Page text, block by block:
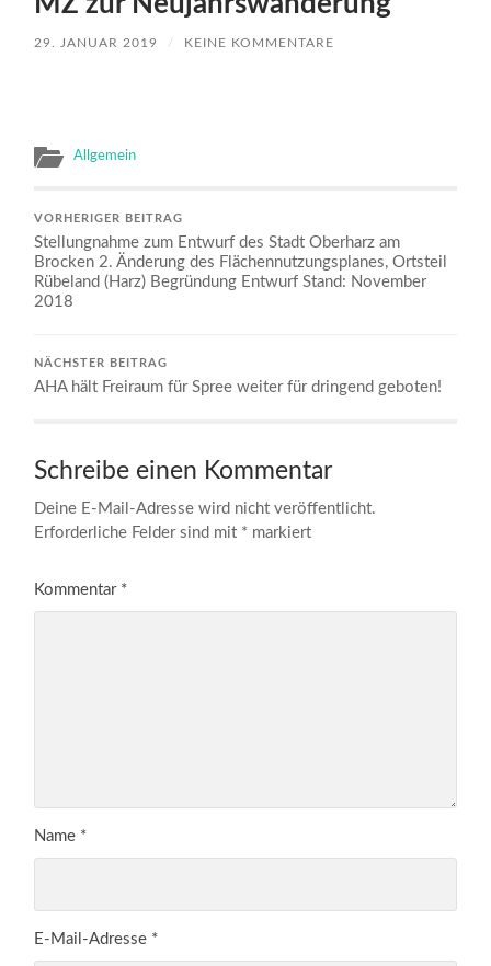
29. JANUAR 2019 / KEINE KOMMENTARE
Allgemein
VORHERIGER BEITRAG
Stellungnahme zum Entwurf des Stadt Oberharz am
Brocken 2. Änderung des Flächennutzungsplanes, Ortsteil
Rübeland (Harz) Begründung Entwurf Stand: November
2018
NÄCHSTER BEITRAG
AHA hält Freiraum für Spree weiter für dringend geboten!
Schreibe einen Kommentar
Deine E-Mail-Adresse wird nicht veröffentlicht.
Erforderliche Felder sind mit * markiert
Kommentar *
Name *
E-Mail-Adresse *